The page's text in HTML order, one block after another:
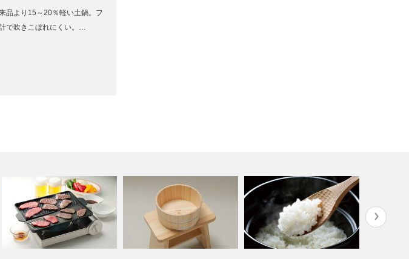
品より15～20％軽い土鍋。フ
で吹きこぼれにくい。…